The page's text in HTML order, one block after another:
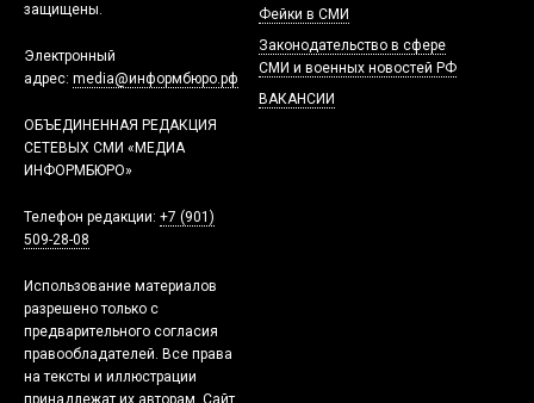
защищены.
Электронный
адрес: media@информбюро.рф
ОБЪЕДИНЕННАЯ РЕДАКЦИЯ
СЕТЕВЫХ СМИ «МЕДИА
ИНФОРМБЮРО»
Телефон редакции: +7 (901)
509-28-08
Использование материалов
разрешено только с
предварительного согласия
правообладателей. Все права
на тексты и иллюстрации
принадлежат их авторам. Сайт
Фейки в СМИ
Законодательство в сфере
СМИ и военных новостей РФ
ВАКАНСИИ